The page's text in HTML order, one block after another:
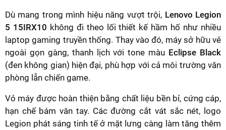
Dù mang trong mình hiệu năng vượt trội, Lenovo Legion
5 15IRX10 không đi theo lối thiết kế hầm hố như nhiều
laptop gaming truyền thống. Thay vào đó, máy sở hữu vẻ
ngoài gọn gàng, thanh lịch với tone màu Eclipse Black
(đen không gian) hiện đại, phù hợp với cả môi trường văn
phòng lẫn chiến game.
Vỏ máy được hoàn thiện bằng chất liệu bền bỉ, cứng cáp,
hạn chế bám vân tay. Các đường cắt vát sắc nét, logo
Legion phát sáng tinh tế ở mặt lưng càng làm tăng thêm